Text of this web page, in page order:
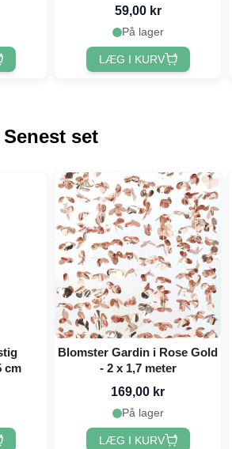
59,00 kr
På lager
LÆG I KURV
Senest set
cm
Blomster Gardin i Rose Gold
- 2 x 1,7 meter
169,00 kr
På lager
LÆG I KURV